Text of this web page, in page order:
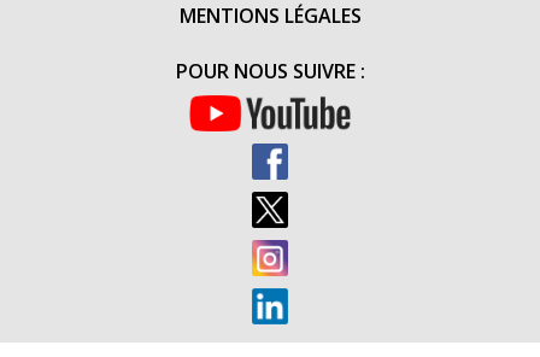
MENTIONS LÉGALES
POUR NOUS SUIVRE :